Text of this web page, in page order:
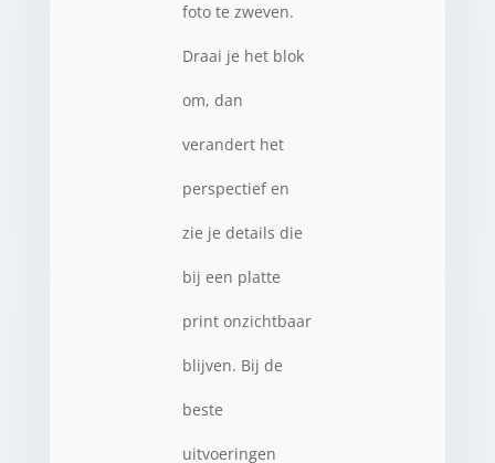
foto te zweven.
Draai je het blok
om, dan
verandert het
perspectief en
zie je details die
bij een platte
print onzichtbaar
blijven. Bij de
beste
uitvoeringen